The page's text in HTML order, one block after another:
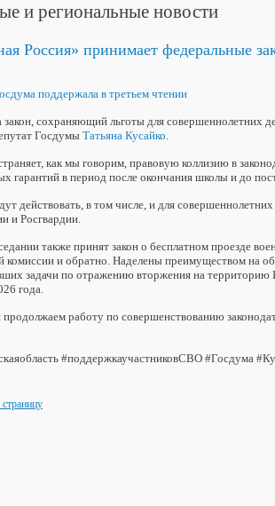
и региональные новости
Россия» принимает федеральные
поддержала в третьем чтении
закон, сохраняющий льготы для совершеннолетних
Госдумы Татьяна Кусайко.
как мы говорим, правовую коллизию в
гарантий в период после окончания школы и до
действовать, в том числе, и для
и Росгвардии.
также принят закон о бесплатном проезде
комиссии и обратно. Наделены преимуществом
задачи по отражению вторжения на
года.
работу по совершенствованию
#поддержкаучастниковСВО #Госдума